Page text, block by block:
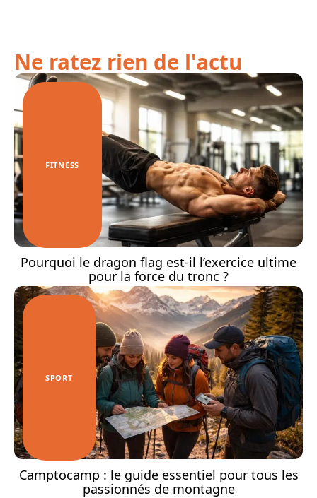
Ne ratez rien de l'actu
FITNESS
Pourquoi le dragon flag est-il l’exercice ultime
pour la force du tronc ?
SPORT
Camptocamp : le guide essentiel pour tous les
passionnés de montagne